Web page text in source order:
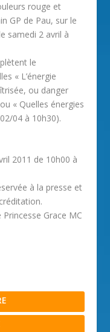
rouge et
GP de Pau, sur le
samedi 2 avril à
le
« L’énergie
ou danger
« Quelles énergies
04 à 10h30).
2011 de 10h00 à
à la presse et
Grace MC